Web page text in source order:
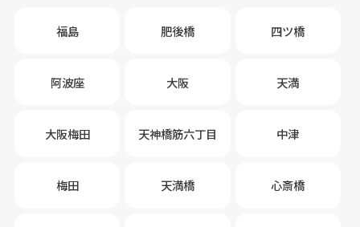
福島 肥後橋 四ツ橋
阿波座 大阪 天満
大阪梅田 天神橋筋六丁目 中津
梅田 天満橋 心斎橋